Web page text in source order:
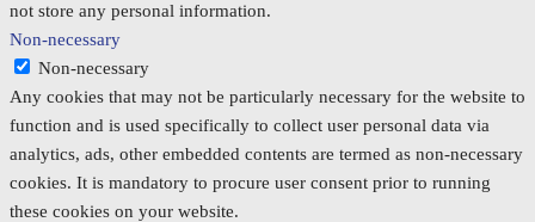
not store any personal information.
Non-necessary
Non-necessary
Any cookies that may not be particularly necessary for the website to
function and is used specifically to collect user personal data via
analytics, ads, other embedded contents are termed as non-necessary
cookies. It is mandatory to procure user consent prior to running
these cookies on your website.